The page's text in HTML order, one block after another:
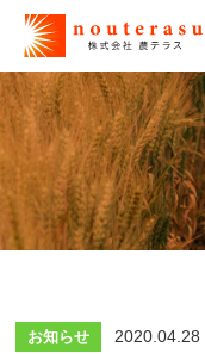
お知らせ 2020.04.28